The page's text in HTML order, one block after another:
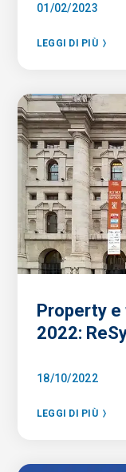
01/02/2023
LEGGI DI PIÙ
Property e
2022:
18/10/2022
LEGGI DI PIÙ